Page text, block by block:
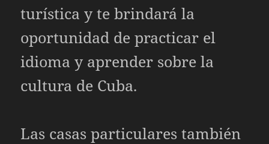
turística y te brindará la
oportunidad de practicar el
idioma y aprender sobre la
cultura de Cuba.
Las casas particulares también